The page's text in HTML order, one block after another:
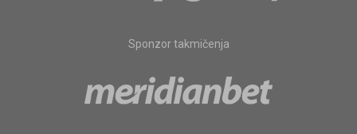
Sponzor takmičenja